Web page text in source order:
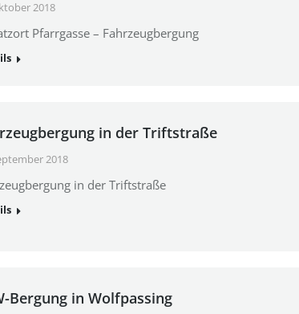
2018
Pfarrgasse – Fahrzeugbergung
in der Triftstraße
2018
in der Triftstraße
Bergung in Wolfpassing